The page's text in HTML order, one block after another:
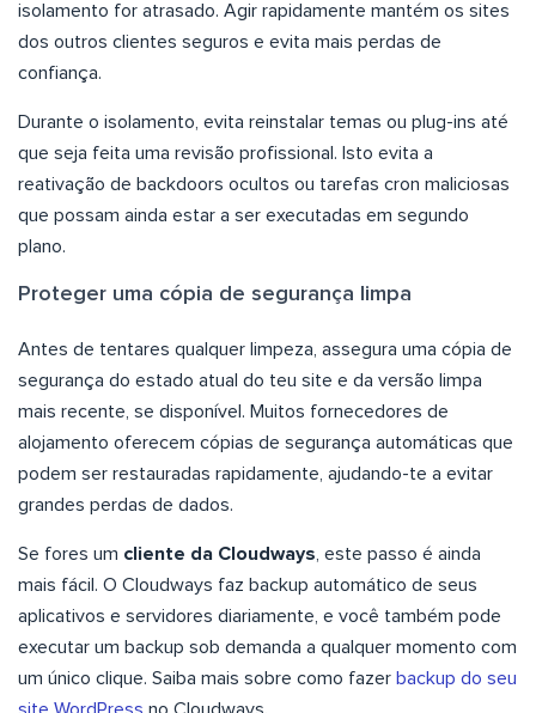
isolamento for atrasado. Agir rapidamente mantém os sites
dos outros clientes seguros e evita mais perdas de
confiança.
Durante o isolamento, evita reinstalar temas ou plug-ins até
que seja feita uma revisão profissional. Isto evita a
reativação de backdoors ocultos ou tarefas cron maliciosas
que possam ainda estar a ser executadas em segundo
plano.
Proteger uma cópia de segurança limpa
Antes de tentares qualquer limpeza, assegura uma cópia de
segurança do estado atual do teu site e da versão limpa
mais recente, se disponível. Muitos fornecedores de
alojamento oferecem cópias de segurança automáticas que
podem ser restauradas rapidamente, ajudando-te a evitar
grandes perdas de dados.
Se fores um cliente da Cloudways, este passo é ainda
mais fácil. O Cloudways faz backup automático de seus
aplicativos e servidores diariamente, e você também pode
executar um backup sob demanda a qualquer momento com
um único clique. Saiba mais sobre como fazer backup do seu